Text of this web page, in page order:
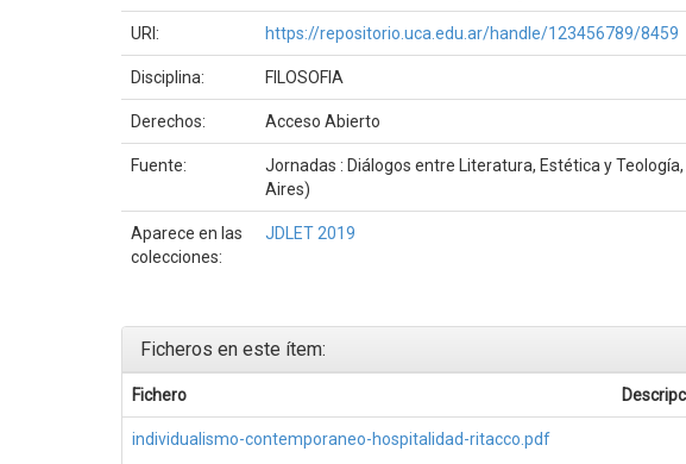
URI: https://repositorio.uca.edu.ar/handle/123456789/8459
Disciplina: FILOSOFIA
Derechos: Acceso Abierto
Fuente:
Jornadas : Diálogos entre Literatura, Estética y
Aires)
Aparece en las
colecciones:
JDLET 2019
Ficheros en este ítem:
Fichero
individualismo-contemporaneo-hospitalidad-ritacco.pdf